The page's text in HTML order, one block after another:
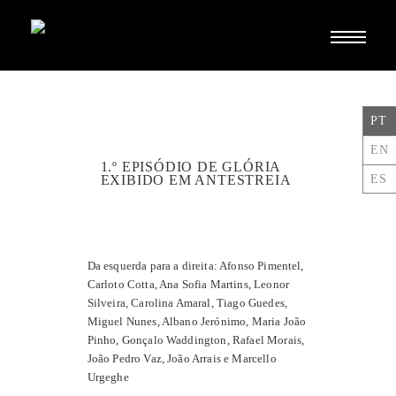
Toggle
1.º EPISÓDIO DE GLÓRIA
EXIBIDO EM ANTESTREIA
Da esquerda para a direita: Afonso Pimentel,
Carloto Cotta, Ana Sofia Martins, Leonor
Silveira, Carolina Amaral, Tiago Guedes,
Miguel Nunes, Albano Jerónimo, Maria João
Pinho, Gonçalo Waddington, Rafael Morais,
João Pedro Vaz, João Arrais e Marcello
Urgeghe
PT
EN
ES